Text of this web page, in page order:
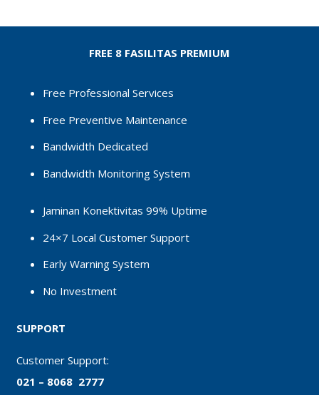
FREE 8 FASILITAS PREMIUM
Free Professional Services
Free Preventive Maintenance
Bandwidth Dedicated
Bandwidth Monitoring System
Jaminan Konektivitas 99% Uptime
24×7 Local Customer Support
Early Warning System
No Investment
SUPPORT
Customer Support:
021 – 8068 2777